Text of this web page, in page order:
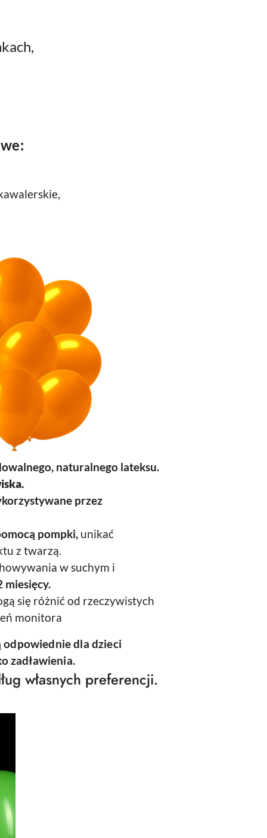
naturalnego lateksu.
przez
pompki, unikać
z twarzą.
w suchym i
miesięcy.
się różnić od rzeczywistych
monitora
odpowiednie dla dzieci
zadławienia.
własnych preferencji.